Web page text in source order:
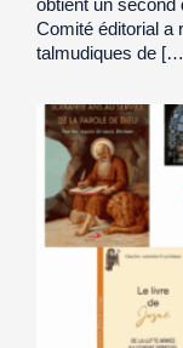
obtient un second
Comité éditorial a
talmudiques de